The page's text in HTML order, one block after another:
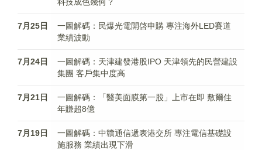
7月25日
一圖解碼：民爆光電開啓申購 專注海外LED賽道
業績波動
7月24日
一圖解碼：天津建發港股IPO 天津領先的民營建設
集團 客戶集中度高
7月21日
一圖解碼：「醫美面膜第一股」上市在即 敷爾佳
年賺超8億
7月19日
一圖解碼：中贛通信遞表港交所 專注電信基礎設
施服務 業績出現下滑